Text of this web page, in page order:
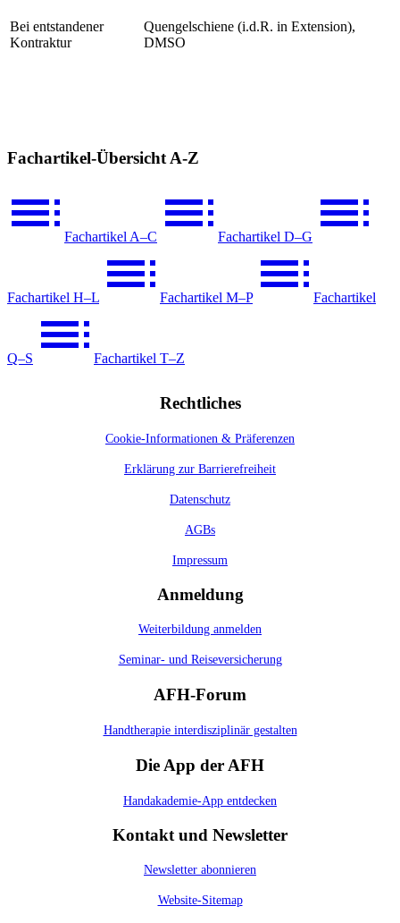
Bei entstandener
Kontraktur
Quengelschiene (i.d.R. in Extension),
DMSO
Fachartikel-Übersicht A-Z
Fachartikel A–C Fachartikel D–G
Fachartikel H–L Fachartikel M–P Fachartikel
Q–S Fachartikel T–Z
Rechtliches
Cookie-Informationen & Präferenzen
Erklärung zur Barrierefreiheit
Datenschutz
AGBs
Impressum
Anmeldung
Weiterbildung anmelden
Seminar- und Reiseversicherung
AFH-Forum
Handtherapie interdisziplinär gestalten
Die App der AFH
Handakademie-App entdecken
Kontakt und Newsletter
Newsletter abonnieren
Website-Sitemap